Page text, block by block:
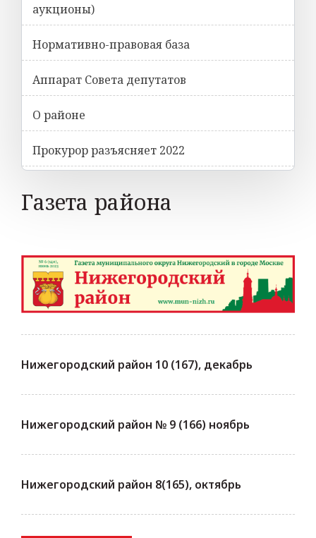
аукционы)
Нормативно-правовая база
Аппарат Совета депутатов
О районе
Прокурор разъясняет 2022
Газета района
Нижегородский район 10 (167), декабрь
Нижегородский район № 9 (166) ноябрь
Нижегородский район 8(165), октябрь